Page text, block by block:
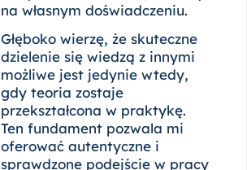
na własnym doświadczeniu.
Głęboko wierzę, że skuteczne
dzielenie się wiedzą z innymi
możliwe jest jedynie wtedy,
gdy teoria zostaje
przekształcona w praktykę.
Ten fundament pozwala mi
oferować autentyczne i
sprawdzone podejście w pracy